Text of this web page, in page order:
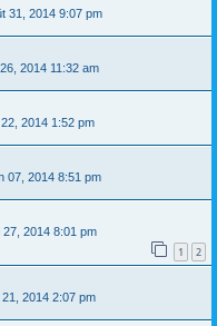
31, 2014 9:07 pm
2014 11:32 am
2014 1:52 pm
07, 2014 8:51 pm
27, 2014 8:01 pm
1 2
21, 2014 2:07 pm